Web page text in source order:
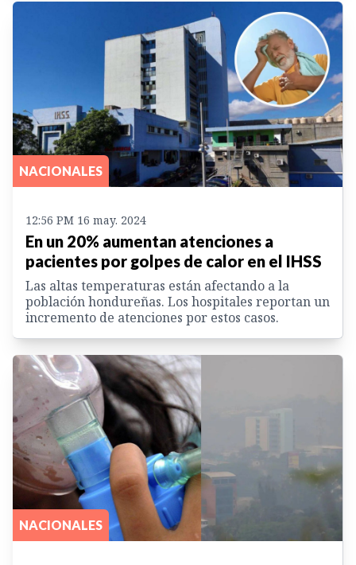
NACIONALES
12:56 PM 16 may. 2024
En un 20% aumentan atenciones a
pacientes por golpes de calor en el IHSS
Las altas temperaturas están afectando a la
población hondureñas. Los hospitales reportan un
incremento de atenciones por estos casos.
NACIONALES